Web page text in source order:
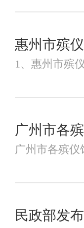
惠州市殡
1、惠州市殡
广州市各
广州市各殡
民政部发